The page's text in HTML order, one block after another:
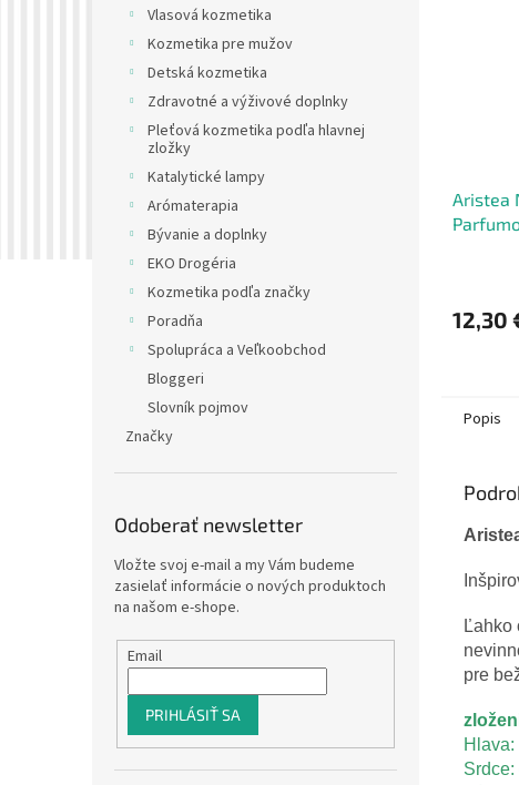
Vlasová kozmetika
Kozmetika pre mužov
Detská kozmetika
Zdravotné a výživové doplnky
Pleťová kozmetika podľa hlavnej
zložky
Katalytické lampy
Arómaterapia
Bývanie a doplnky
EKO Drogéria
Kozmetika podľa značky
Poradňa
Spolupráca a Veľkoobchod
Bloggeri
Slovník pojmov
Značky
Odoberať newsletter
Vložte svoj e-mail a my Vám budeme
zasielať informácie o nových produktoch
na našom e-shope.
Email
PRIHLÁSIŤ SA
Aristea
12,30
Popis
Ľahko
pre
Hlava:
Srdce: